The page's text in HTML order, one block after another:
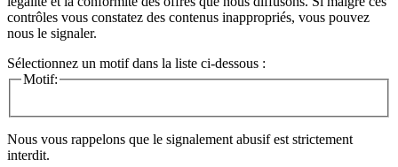
contrôles vous constatez des contenus inappropriés, vous pouvez
nous le signaler.
Sélectionnez un motif dans la liste ci-dessous :
Motif:
Nous vous rappelons que le signalement abusif est strictement
interdit.